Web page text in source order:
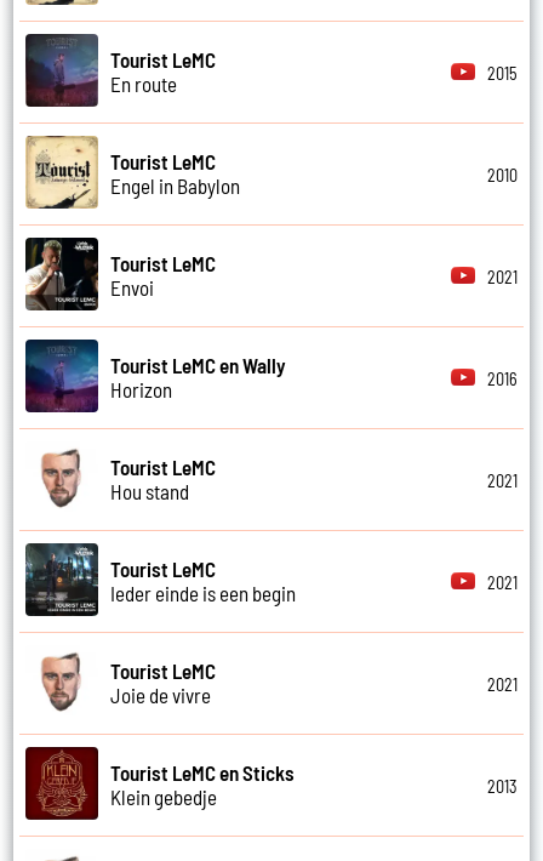
Tourist LeMC
En route
2015
Tourist LeMC
Engel in Babylon
2010
Tourist LeMC
Envoi
2021
Tourist LeMC en Wally
Horizon
2016
Tourist LeMC
Hou stand
2021
Tourist LeMC
Ieder einde is een begin
2021
Tourist LeMC
Joie de vivre
2021
Tourist LeMC en Sticks
Klein gebedje
2013